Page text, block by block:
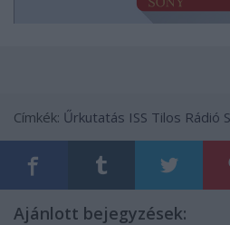
Címkék: Űrkutatás ISS Tilos Rádió
Ajánlott bejegyzések: